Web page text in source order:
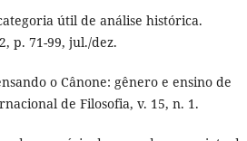
útil de análise histórica.
p. 71-99, jul./dez.
o Cânone: gênero e ensino de
de Filosofia, v. 15, n. 1.